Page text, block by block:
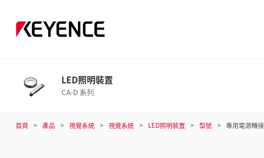
LED照明裝置
CA-D 系列
首頁 產品 視覺系統 視覺系統 LED照明裝置 型號 專用電源轉